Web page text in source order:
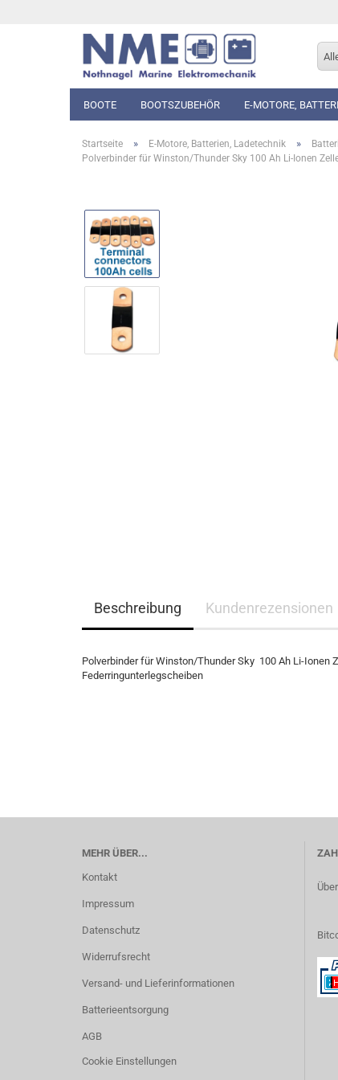
BOOTE BOOTSZUBEHÖR E-MOTORE,
Startseite » E-Motore, Batterien, Ladetechnik »
Polverbinder für Winston/Thunder Sky 100 Ah Li-Ionen
Beschreibung Kundenrezensionen
Polverbinder für Winston/Thunder Sky 100 Ah Li-Ionen
Federringunterlegscheiben
MEHR ÜBER...
Kontakt
Impressum
Datenschutz
Widerrufsrecht
Versand- und Lieferinformationen
Batterieentsorgung
AGB
Cookie Einstellungen